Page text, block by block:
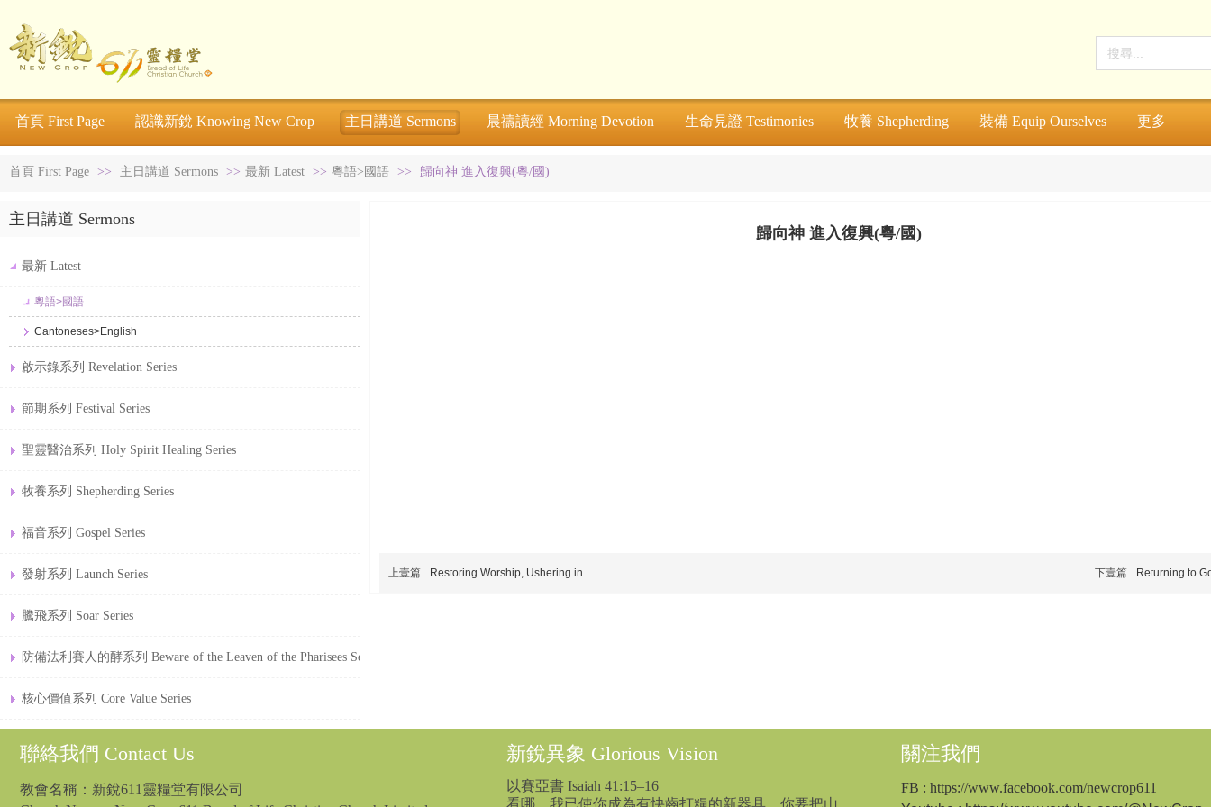
首頁 First Page 認識新銳 Knowing New Crop 主日講道 Sermons 晨禱讀經 Morning Devotion 生命見證 Testimonies 牧養 Shepherding 裝備 Equip Ourselves 更多
首頁 First Page >> 主日講道 Sermons >> 最新 Latest >> 粵語>國語 >> 歸向神 進入復興(粵/國)
主日講道 Sermons
最新 Latest
粵語>國語
Cantoneses>English
啟示錄系列 Revelation Series
節期系列 Festival Series
聖靈醫治系列 Holy Spirit Healing Series
牧養系列 Shepherding Series
福音系列 Gospel Series
發射系列 Launch Series
騰飛系列 Soar Series
防備法利賽人的酵系列 Beware of the Leaven of the Pharisees Series
核心價值系列 Core Value Series
歸向神 進入復興(粵/國)
上壹篇 Restoring Worship, Ushering in 下壹篇 Returning to
聯絡我們 Contact Us
教會名稱：新銳611靈糧堂有限公司
新銳異象 Glorious Vision
以賽亞書 Isaiah 41:15–16
看哪、我已使你成為有快齒打糧的新器具、你要把山
關注我們
FB : https://www.facebook.com/newcrop611